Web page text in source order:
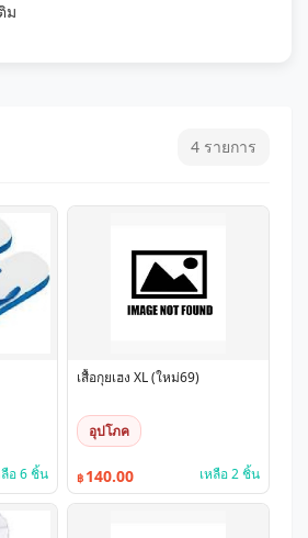
ม
4 รายการ
ลือ 6 ชิ้น
เสื้อกุยเฮง XL (ใหม่69)
อุปโภค
฿ 140.00 เหลือ 2 ชิ้น